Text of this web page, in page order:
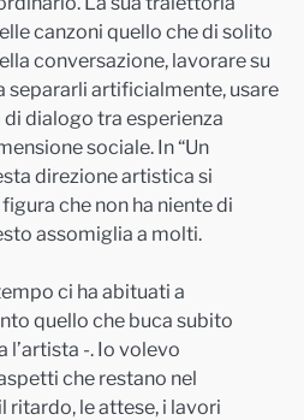
canzoni quello che di solito
conversazione, lavorare su
separarli artificialmente, usare
dialogo tra esperienza
sociale. In “Un
direzione artistica si
che non ha niente di
assomiglia a molti.
ci ha abituati a
quello che buca subito
l’artista -. Io volevo
che restano nel
ritardo, le attese, i lavori